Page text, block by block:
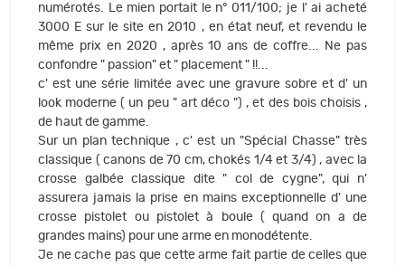
numérotés. Le mien portait le n° 011/100; je l' ai acheté
3000 E sur le site en 2010 , en état neuf, et revendu le
même prix en 2020 , après 10 ans de coffre... Ne pas
confondre " passion" et " placement " !!...
c' est une série limitée avec une gravure sobre et d' un
look moderne ( un peu " art déco ") , et des bois choisis ,
de haut de gamme.
Sur un plan technique , c' est un "Spécial Chasse" très
classique ( canons de 70 cm, chokés 1/4 et 3/4) , avec la
crosse galbée classique dite " col de cygne", qui n'
assurera jamais la prise en mains exceptionnelle d' une
crosse pistolet ou pistolet à boule ( quand on a de
grandes mains) pour une arme en monodétente.
Je ne cache pas que cette arme fait partie de celles que